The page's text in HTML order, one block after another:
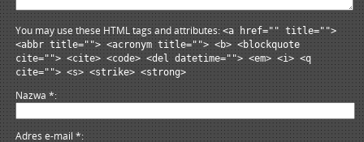
You may use these HTML tags and attributes:<a href="" title="">
<abbr title=""> <acronym title=""> <b> <blockquote
cite=""> <cite> <code> <del datetime=""> <em> <i> <q
cite=""> <s> <strike> <strong>
Nazwa*
Adres e-mail*